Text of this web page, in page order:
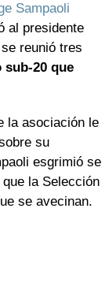
Sampaoli
al presidente
reunió tres
20 que
la asociación le
su
esgrimió se
la Selección
se avecinan.